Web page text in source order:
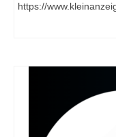
https://